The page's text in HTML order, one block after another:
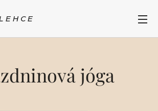
E H C E
jóga